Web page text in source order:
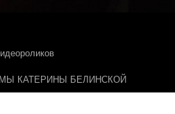
КАТЕРИНЫ БЕЛИНСКОЙ